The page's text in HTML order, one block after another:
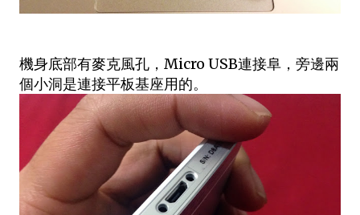
機身底部有麥克風孔，Micro USB連接阜，旁邊兩
個小洞是連接平板基座用的。